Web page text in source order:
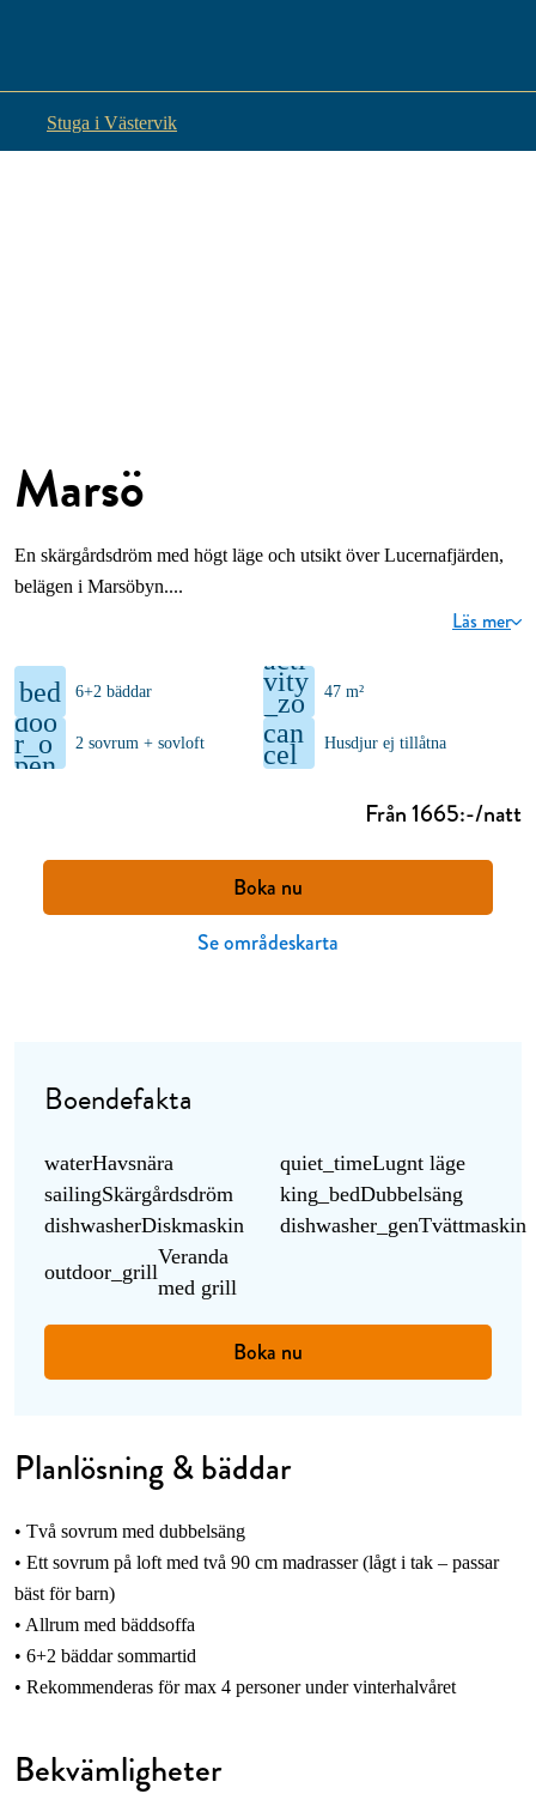
Stuga i Västervik
Marsö
En skärgårdsdröm med högt läge och utsikt över Lucernafjärden,
belägen i Marsöbyn.
Läs mer
bed 6+2 bäddar
acti
vity
_zo
ne
47 m²
doo
r_o
pen
2 sovrum + sovloft can
cel Husdjur ej tillåtna
Från 1665:-/natt
Boka nu
Se områdeskarta
Planlösning & bäddar
• Två sovrum med dubbelsäng
• Ett sovrum på loft med två 90 cm madrasser (lågt i tak – passar
bäst för barn)
• Allrum med bäddsoffa
• 6+2 bäddar sommartid
• Rekommenderas för max 4 personer under vinterhalvåret
Bekvämligheter
Boendefakta
waterHavsnära quiet_timeLugnt läge
sailingSkärgårdsdröm king_bedDubbelsäng
dishwasherDiskmaskin dishwasher_genTvättmaskin
outdoor_grill
Veranda
med grill
Boka nu